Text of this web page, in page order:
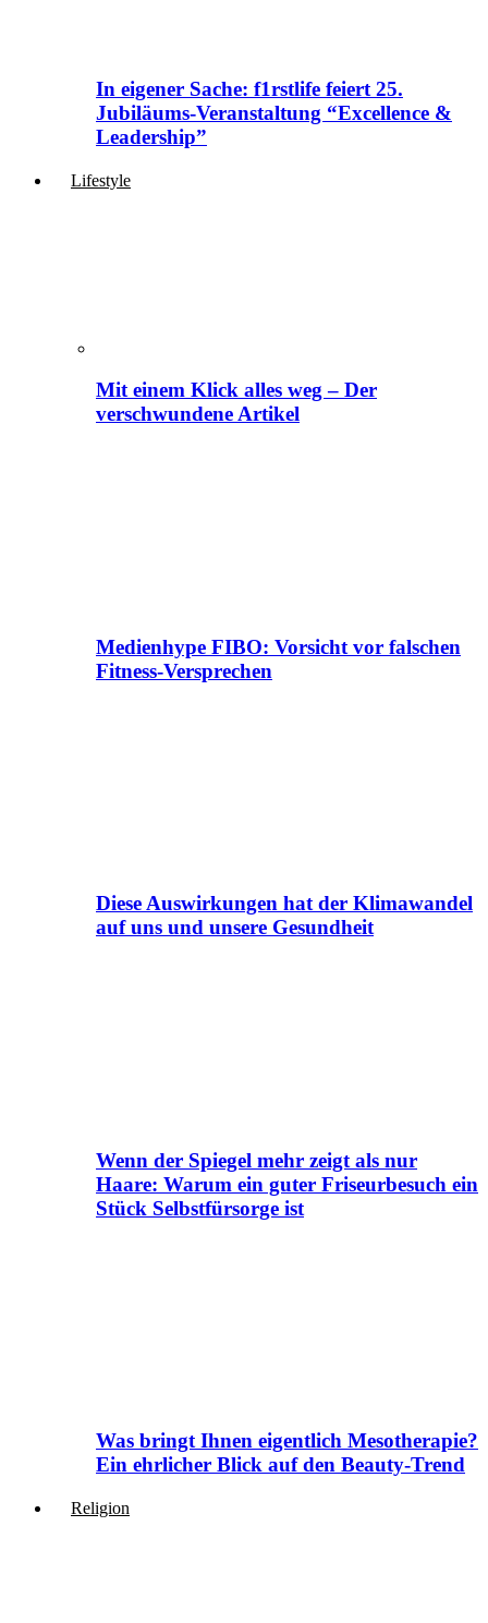
In eigener Sache: f1rstlife feiert 25.
Jubiläums-Veranstaltung “Excellence &
Leadership”
Lifestyle
Mit einem Klick alles weg – Der
verschwundene Artikel
Medienhype FIBO: Vorsicht vor falschen
Fitness-Versprechen
Diese Auswirkungen hat der Klimawandel
auf uns und unsere Gesundheit
Wenn der Spiegel mehr zeigt als nur
Haare: Warum ein guter Friseurbesuch ein
Stück Selbstfürsorge ist
Was bringt Ihnen eigentlich Mesotherapie?
Ein ehrlicher Blick auf den Beauty-Trend
Religion